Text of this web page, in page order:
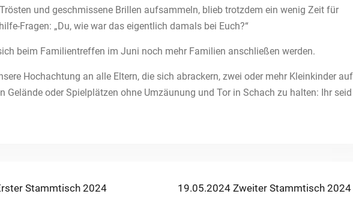
und geschmissene Brillen aufsammeln, blieb trotzdem ein wenig Zeit für
Fragen: „Du, wie war das eigentlich damals bei Euch?“
beim Familientreffen im Juni noch mehr Familien anschließen werden.
Hochachtung an alle Eltern, die sich abrackern, zwei oder mehr Kleinkinder auf
Gelände oder Spielplätzen ohne Umzäunung und Tor in Schach zu halten: Ihr seid
Stammtisch 2024
Next
19.05.2024 Zweiter Stammtisch 2024